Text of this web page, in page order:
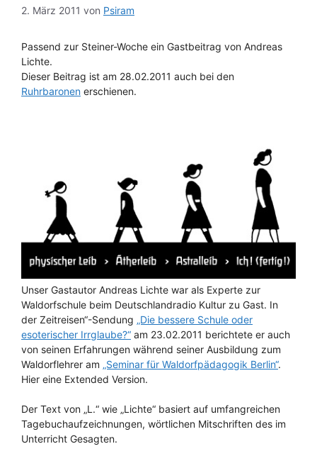
2. März 2011 von Psiram
Passend zur Steiner-Woche ein Gastbeitrag von Andreas
Lichte.
Dieser Beitrag ist am 28.02.2011 auch bei den
Ruhrbaronen erschienen.
Unser Gastautor Andreas Lichte war als Experte zur
Waldorfschule beim Deutschlandradio Kultur zu Gast. In
der Zeitreisen“-Sendung „Die bessere Schule oder
esoterischer Irrglaube?“ am 23.02.2011 berichtete er auch
von seinen Erfahrungen während seiner Ausbildung zum
Waldorflehrer am „Seminar für Waldorfpädagogik Berlin“.
Hier eine Extended Version.
Der Text von „L.“ wie „Lichte“ basiert auf umfangreichen
Tagebuchaufzeichnungen, wörtlichen Mitschriften des im
Unterricht Gesagten.